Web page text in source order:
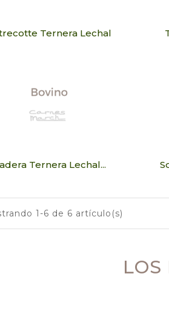
Ternera Lechal
Ternera Lechal...
1-6 de 6 artículo(s)
LOS